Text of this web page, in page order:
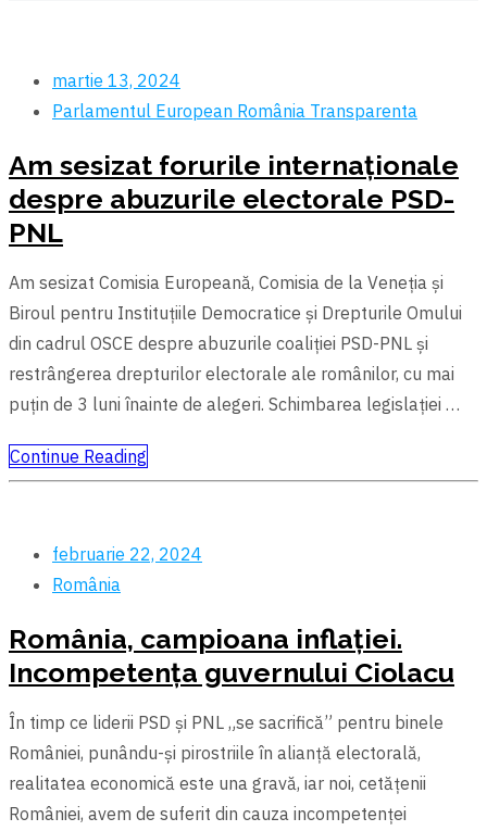
martie 13, 2024
Parlamentul European România Transparenta
Am sesizat forurile internaționale
despre abuzurile electorale PSD-
PNL
Am sesizat Comisia Europeană, Comisia de la Veneția și
Biroul pentru Instituțiile Democratice și Drepturile Omului
din cadrul OSCE despre abuzurile coaliției PSD-PNL şi
restrângerea drepturilor electorale ale românilor, cu mai
puțin de 3 luni înainte de alegeri. Schimbarea legislației …
Continue Reading
februarie 22, 2024
România
România, campioana inflației.
Incompetența guvernului Ciolacu
În timp ce liderii PSD și PNL „se sacrifică” pentru binele
României, punându-și pirostriile în alianță electorală,
realitatea economică este una gravă, iar noi, cetățenii
României, avem de suferit din cauza incompetenței